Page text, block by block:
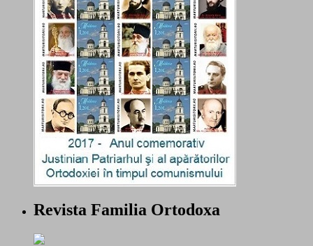
Revista Familia Ortodoxa